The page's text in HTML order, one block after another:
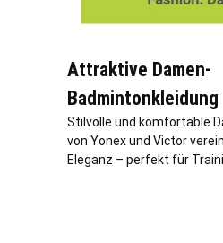
Attraktive Damen-
Badmintonkleidung
Stilvolle und komfortable
von Yonex und Victor
Eleganz – perfekt für